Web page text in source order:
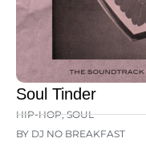
Soul Tinder
HIP-HOP,SOUL
BY DJ NO BREAKFAST